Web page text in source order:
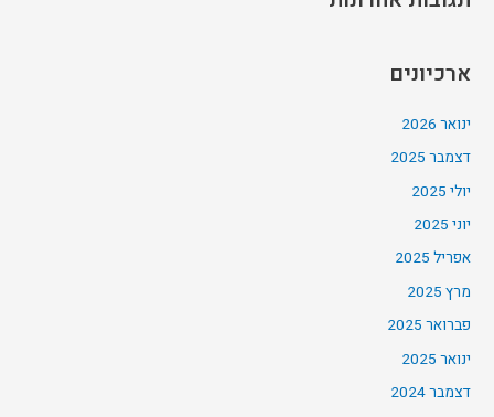
ארכיונים
ינואר 2026
דצמבר 2025
יולי 2025
יוני 2025
אפריל 2025
מרץ 2025
פברואר 2025
ינואר 2025
דצמבר 2024